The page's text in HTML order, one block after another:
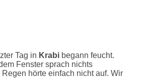
Tag in Krabi begann feucht.
Fenster sprach nichts
hörte einfach nicht auf. Wir